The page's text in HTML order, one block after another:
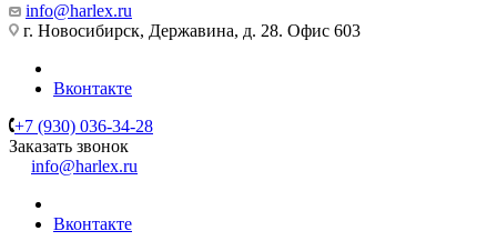
info@harlex.ru
г. Новосибирск, Державина, д. 28. Офис 603
Вконтакте
+7 (930) 036-34-28
Заказать звонок
info@harlex.ru
Вконтакте